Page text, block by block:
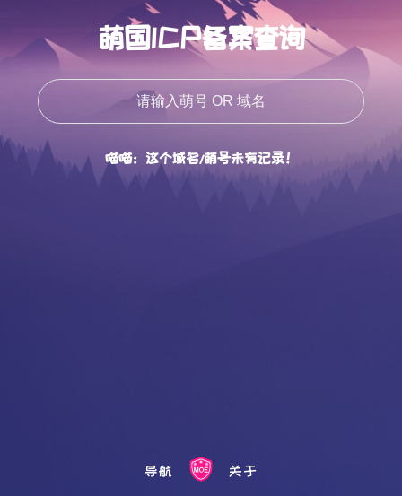
萌国ICP备案查询
喵喵：这个域名/萌号未有记录！
导航 关于